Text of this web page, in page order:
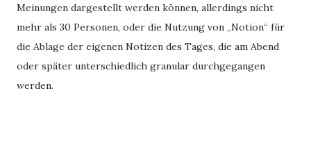
Meinungen dargestellt werden können, allerdings nicht
mehr als 30 Personen, oder die Nutzung von „Notion“ für
die Ablage der eigenen Notizen des Tages, die am Abend
oder später unterschiedlich granular durchgegangen
werden.